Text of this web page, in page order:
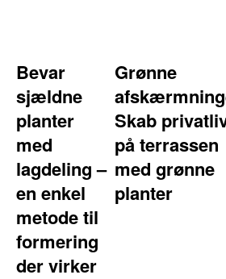
Bevar
sjældne
planter
med
lagdeling –
en enkel
metode til
formering
der virker
Grønne
Skab
på terrassen
med grønne
planter